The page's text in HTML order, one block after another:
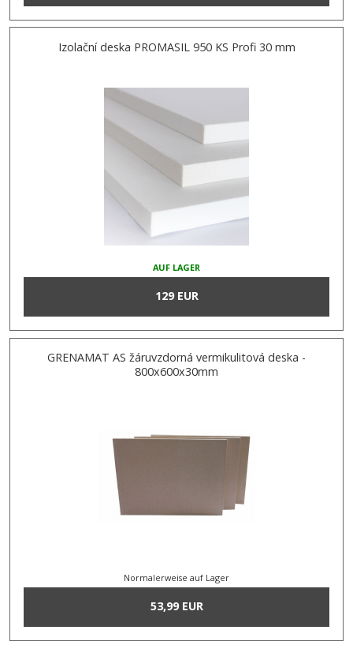
Izolační deska PROMASIL 950 KS Profi 30 mm
AUF LAGER
129 EUR
GRENAMAT AS žáruvzdorná vermikulitová deska -
800x600x30mm
Normalerweise auf Lager
53,99 EUR